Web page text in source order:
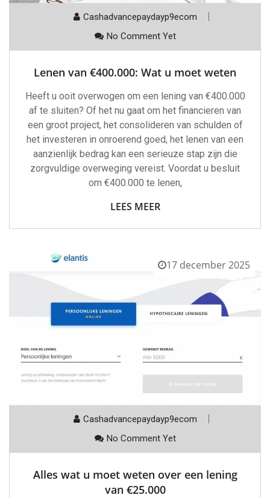
Cashadvancepaydayp9ecom
No Comment Yet
Lenen van €400.000: Wat u moet weten
Heeft u ooit overwogen om een ​​lening van €400.000
af te sluiten? Of het nu gaat om het financieren van
een groot project, het consolideren van schulden of
het investeren in onroerend goed, het lenen van een
aanzienlijk bedrag kan een serieuze stap zijn die
zorgvuldige overweging vereist. Voordat u besluit
om €400.000 te lenen,
LEES MEER
17 december 2025
Cashadvancepaydayp9ecom
No Comment Yet
Alles wat u moet weten over een lening
van €25.000